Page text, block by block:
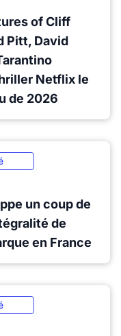
of Cliff
Pitt, David
Netflix le
de 2026
un coup de
de
en France